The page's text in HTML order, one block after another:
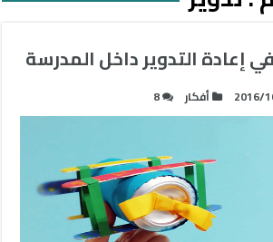
إعادة التدوير داخل المدرسة
2016/ أفكار 8